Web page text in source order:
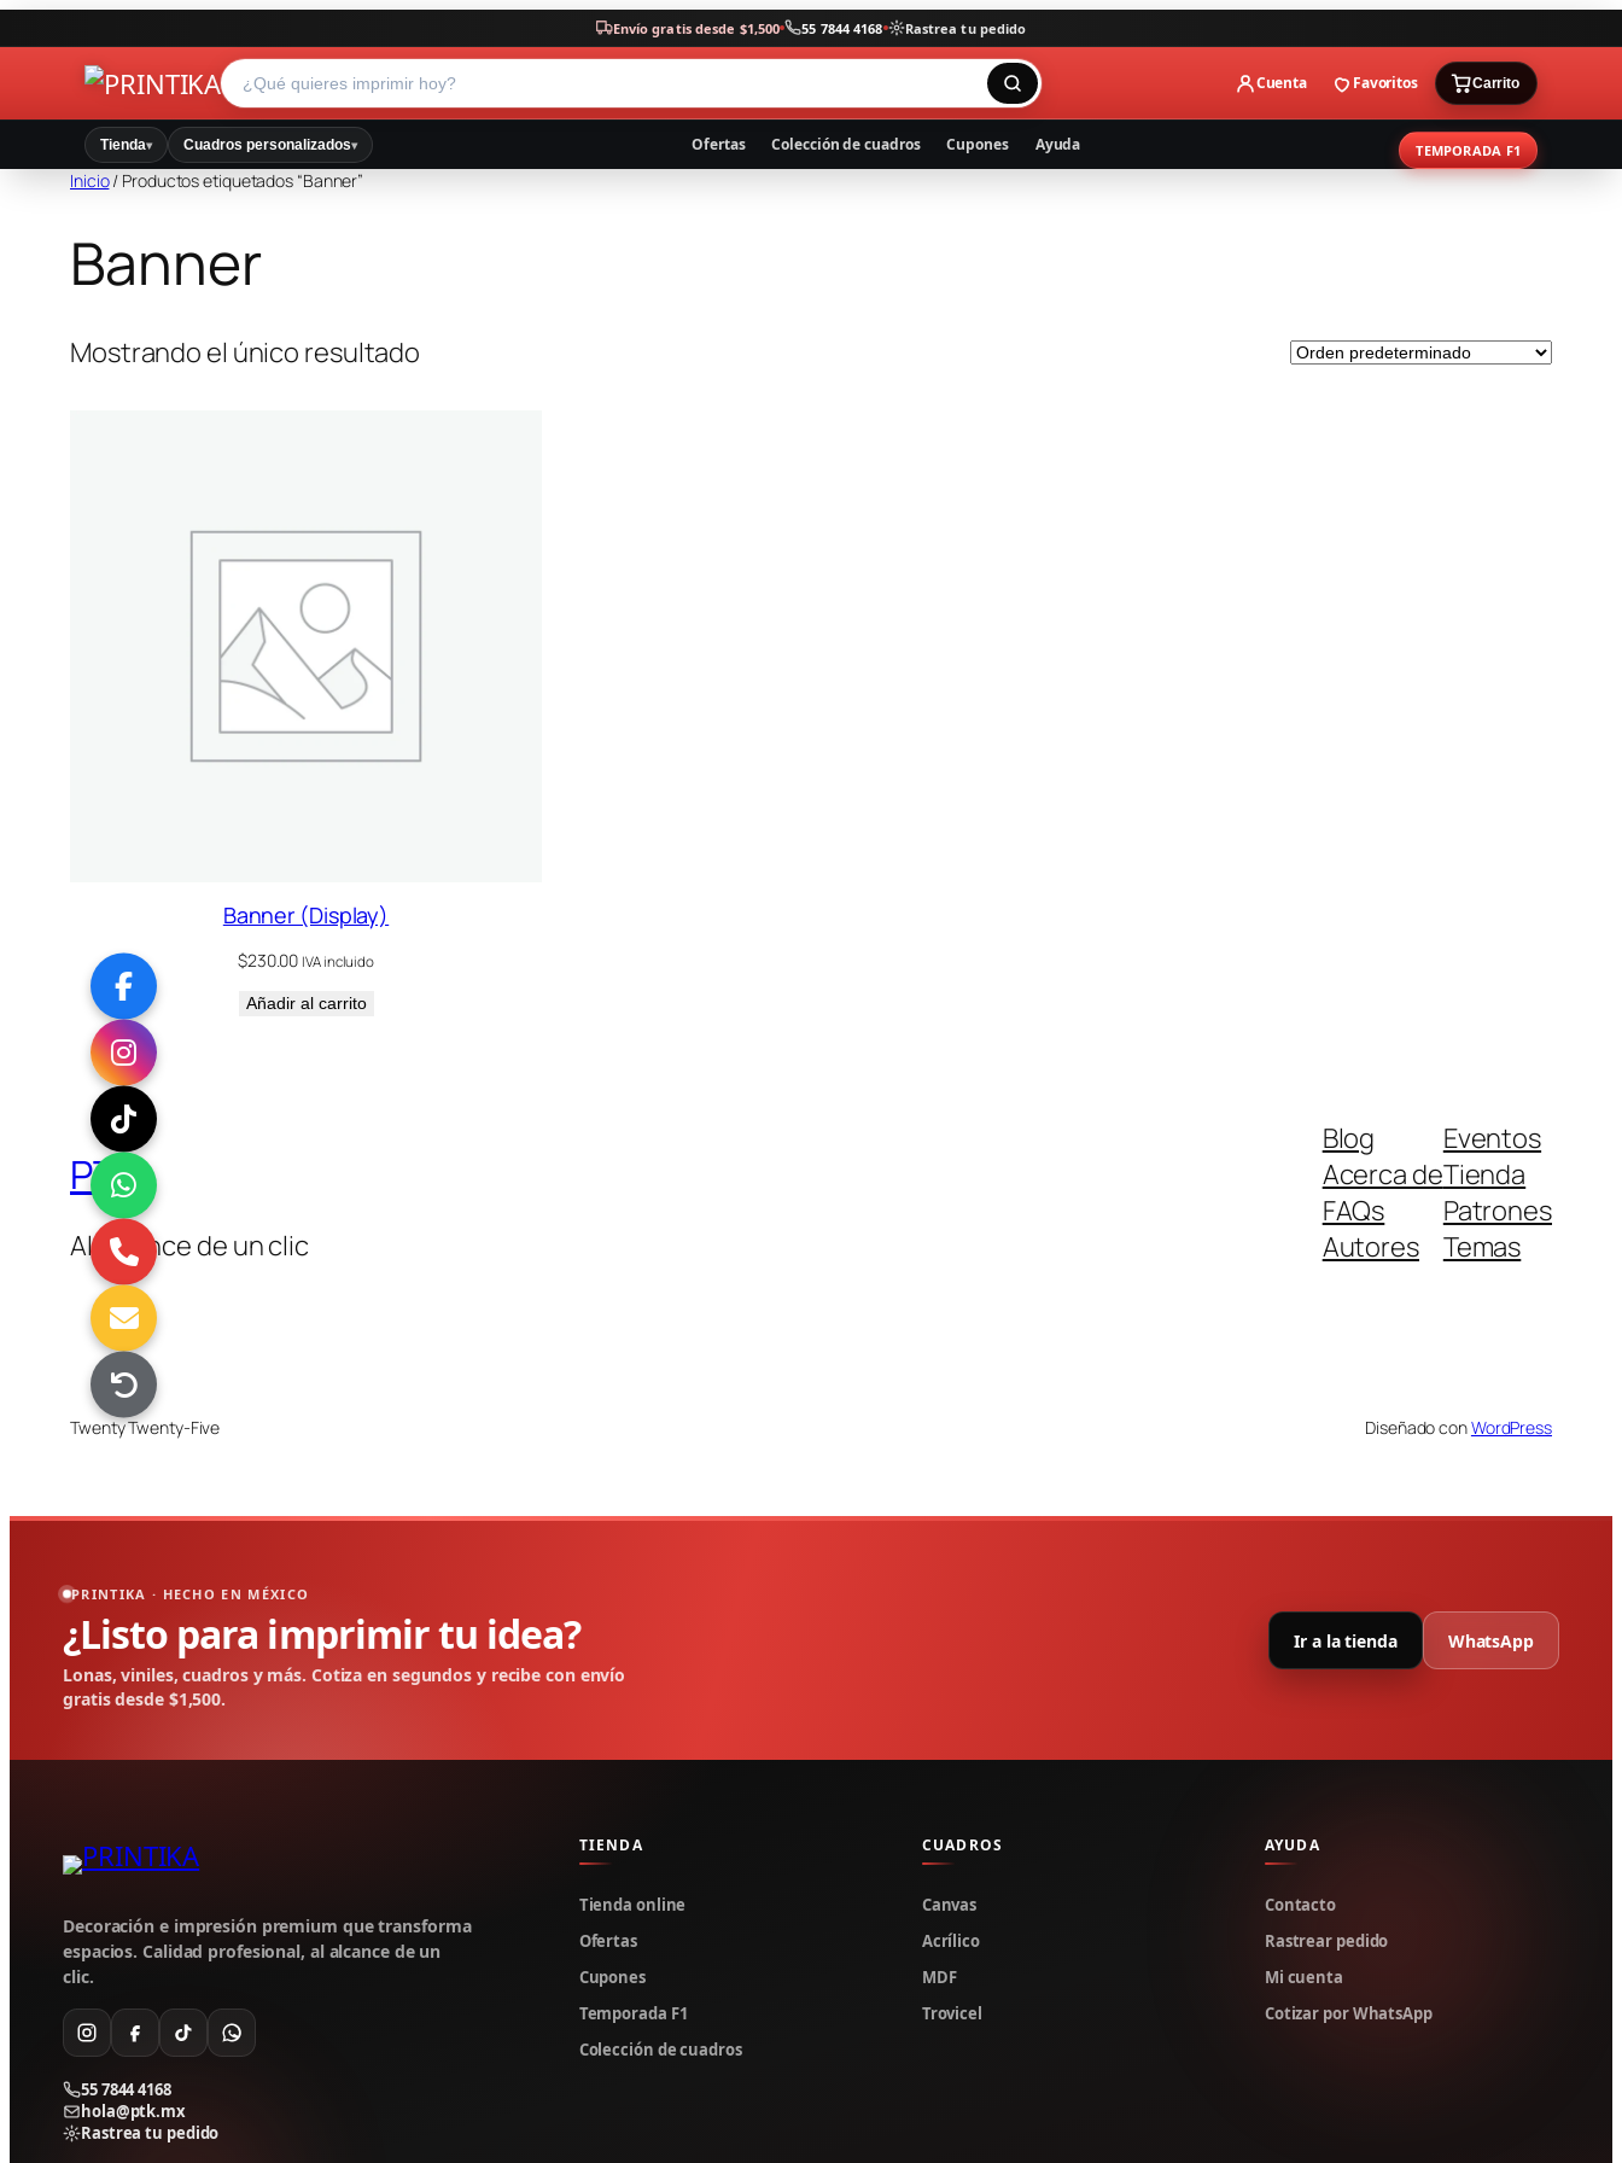
Envío gratis desde $1,500 55 7844 4168 Rastrea tu pedido
Cuenta Favoritos Carrito
Tienda▾ Cuadros personalizados▾ Ofertas Colección de cuadros Cupones Ayuda TEMPORADA F1
Inicio/ Productos etiquetados “Banner”
Banner
Mostrando el único resultado
Banner (Display)
$230.00 IVA incluido
Añadir al carrito
PTK
Al alcance de un clic
Blog
Acerca de
FAQs
Autores
Eventos
Tienda
Patrones
Temas
Twenty Twenty-Five Diseñado conWordPress
PRINTIKA · HECHO EN MÉXICO
¿Listo para imprimir tu idea?
Lonas, viniles, cuadros y más. Cotiza en segundos y recibe con envío
gratis desde $1,500.
Ir a la tienda WhatsApp
Decoración e impresión premium que transforma
espacios. Calidad profesional, al alcance de un
clic.
55 7844 4168
hola@ptk.mx
Rastrea tu pedido
TIENDA
Tienda online
Ofertas
Cupones
Temporada F1
Colección de cuadros
CUADROS
Canvas
Acrílico
MDF
Trovicel
AYUDA
Contacto
Rastrear pedido
Mi cuenta
Cotizar por WhatsApp